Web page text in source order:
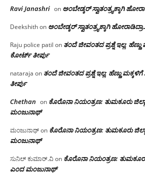
Ravi Janashri on ಅಂಬೇಡ್ಕರ್ ಸ್ವಾತಂತ್ರ್ಯಕ್ಕಾಗಿ
Deekshithon ಅಂಬೇಡ್ಕರ್ ಸ್ವಾತಂತ್ರ್ಯಕ್ಕಾಗಿ
Raju police patil on ತಂದೆ ಜೀವಂತದ ಪ್ರಶ್ನೆ ಇಲ್ಲ:
ಕೋರ್ಟ್ ತೀರ್ಪು
nataraja on ತಂದೆ ಜೀವಂತದ ಪ್ರಶ್ನೆ ಇಲ್ಲ: ಹೆಣ್ಣು
ತೀರ್ಪು
Chethan on ಕೊರೊನಾ ನಿಯಂತ್ರಣ: ತುಮಕೂರು
ಮಂಜು‌ನಾಥ್
ಮಂಜುನಾಥ್on ಕೊರೊನಾ ನಿಯಂತ್ರಣ: ತುಮಕೂರು
ಮಂಜು‌ನಾಥ್
ಸುನಿಲ್ ಕುಮಾರ್.ವಿon ಕೊರೊನಾ ನಿಯಂತ್ರಣ: ತುಮಕೂರು
ಎಂದ ಮಂಜು‌ನಾಥ್